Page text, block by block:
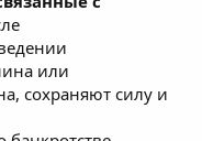
или
сохраняют силу и